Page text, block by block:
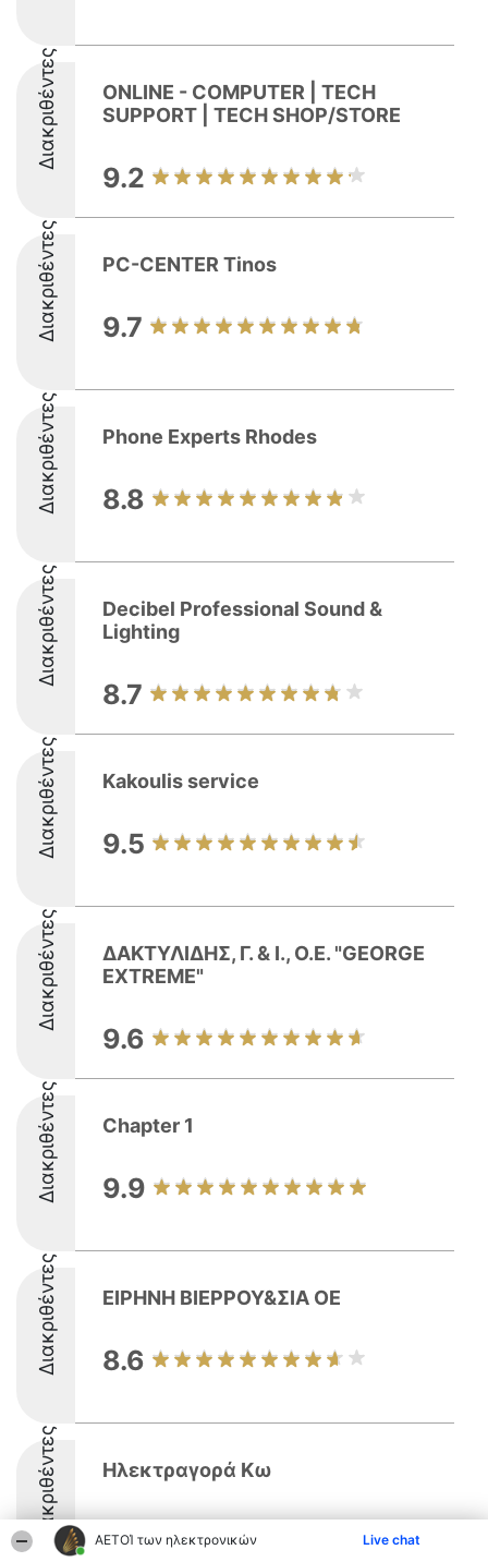
ΑΕΤΟΊ των ηλεκτρονικών Live chat
Διακριθέντες
ONLINE - COMPUTER | TECH
SUPPORT | TECH SHOP/STORE
9.2
Διακριθέντες PC-CENTER Tinos
9.7
Διακριθέντες Phone Experts Rhodes
8.8
Διακριθέντες
Decibel Professional Sound &
Lighting
8.7
Διακριθέντες Kakoulis service
9.5
Διακριθέντες
ΔΑΚΤΥΛΙΔΗΣ, Γ. & Ι., Ο.Ε. "GEORGE
EXTREME"
9.6
Διακριθέντες Chapter 1
9.9
Διακριθέντες ΕΙΡΗΝΗ ΒΙΕΡΡΟΥ&ΣΙΑ ΟΕ
8.6
Διακριθέντες Ηλεκτραγορά Κω
9.5